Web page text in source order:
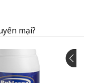
mại?